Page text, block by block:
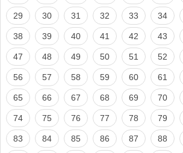
29 30 31 32 33 34
38 39 40 41 42 43
47 48 49 50 51 52
56 57 58 59 60 61
65 66 67 68 69 70
74 75 76 77 78 79
83 84 85 86 87 88